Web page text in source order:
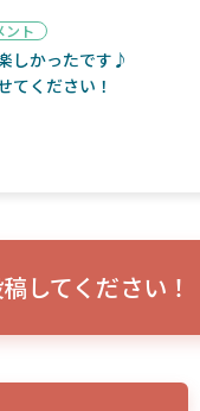
ント
しかったです♪
てください！
してください！
プルショ
ローラ
ンプレ
たしま